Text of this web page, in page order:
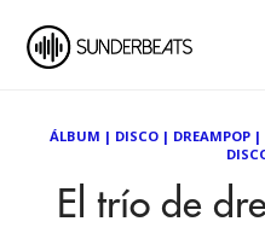
ÁLBUM | DISCO| DREAMPOP|
El trío de